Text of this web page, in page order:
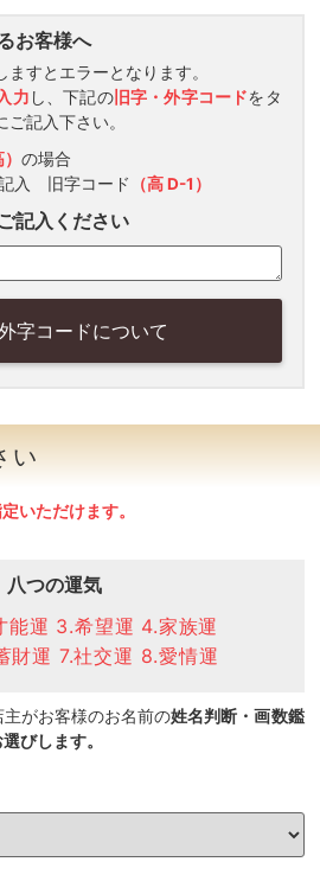
お客様へ
すとエラーとなります。
力 し、下記の旧字・外字コードをタ
記入下さい。
）の場合
入 旧字コード （高 D-1）
記入ください
字コードについて
い
いただけます。
八つの運気
能運 3.希望運 4.家族運
財運 7.社交運 8.愛情運
がお客様のお名前の姓名判断・画数鑑
びします。